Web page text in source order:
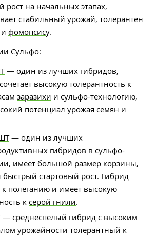
рост на начальных этапах,
стабильный урожай, толерантен
и фомопсису.
Сульфо:
— один из лучших гибридов,
высокую толерантность к
заразихи и сульфо-технологию,
потенциал урожая семян и
— один из лучших
гибридов в сульфо-
имеет большой размер корзины,
стартовый рост. Гибрид
к полеганию и имеет высокую
к серой гнили.
среднеспелый гибрид с высоким
урожайности толерантный к